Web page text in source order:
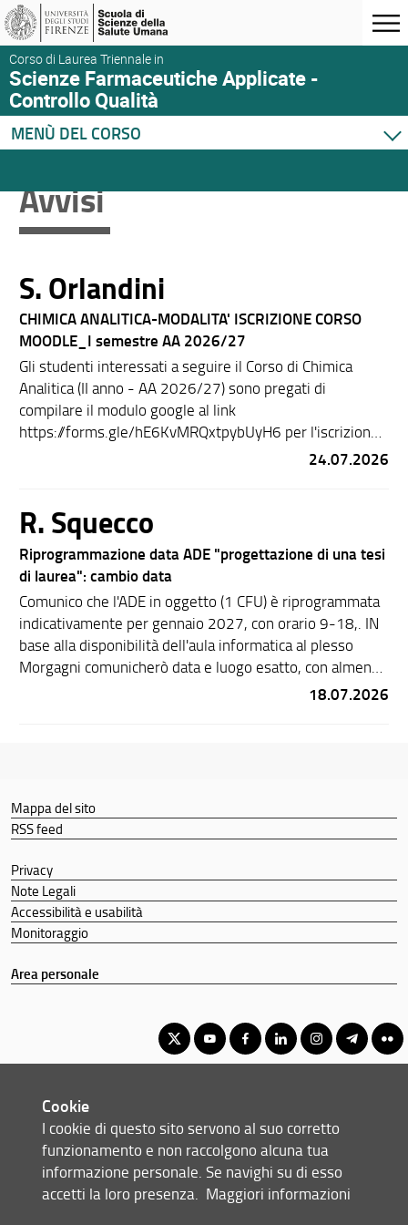
Corso di Laurea Triennale in
Scienze Farmaceutiche Applicate -
Controllo Qualità
MENÙ DEL CORSO
Corso di studio
Didattica
Avvisi
S. Orlandini
CHIMICA ANALITICA-MODALITA' ISCRIZIONE CORSO
MOODLE_I semestre AA 2026/27
Gli studenti interessati a seguire il Corso di Chimica
Analitica (II anno - AA 2026/27) sono pregati di
compilare il modulo google al link
https://forms.gle/hE6KvMRQxtpybUyH6 per l'iscrizione
24.07.2026
R. Squecco
Riprogrammazione data ADE "progettazione di una tesi
di laurea": cambio data
Comunico che l'ADE in oggetto (1 CFU) è riprogrammata
indicativamente per gennaio 2027, con orario 9-18,. IN
base alla disponibilità dell'aula informatica al plesso
Morgagni comunicherò data e luogo esatto, con almeno
18.07.2026
Mappa del sito
RSS feed
Privacy
Note Legali
Accessibilità e usabilità
Monitoraggio
Area personale
© Copyright 2012-2026 Università degli Studi di Firenze UNIFI
P.IVA/Cod.Fis 01279680480
Largo Brambilla, 3 - 50134 Firenze (FI)
Cookie
I cookie di questo sito servono al suo corretto
funzionamento e non raccolgono alcuna tua
informazione personale. Se navighi su di esso
accetti la loro presenza. Maggiori informazioni